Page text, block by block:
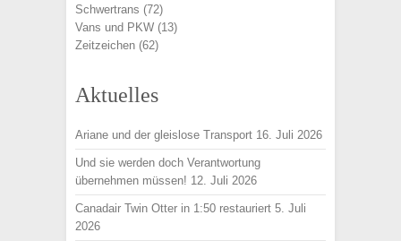
Schwertrans (72)
Vans und PKW (13)
Zeitzeichen (62)
Aktuelles
Ariane und der gleislose Transport 16. Juli 2026
Und sie werden doch Verantwortung
übernehmen müssen! 12. Juli 2026
Canadair Twin Otter in 1:50 restauriert 5. Juli
2026